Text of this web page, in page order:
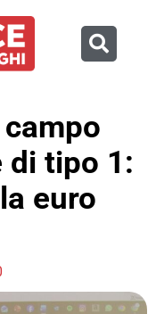
di tipo 1:
euro